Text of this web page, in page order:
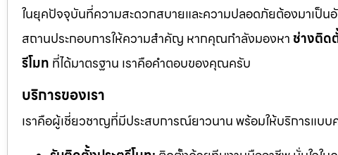
ในยุคปัจจุบันที่ความสะดวกสบายและความปลอดภัยต้องมาเป็น
สถานประกอบการให้ความสำคัญ หากคุณกำลังมองหา ช่างติด
รีโมท ที่ได้มาตรฐาน เราคือคำตอบของคุณครับ
บริการของเรา
เราคือผู้เชี่ยวชาญที่มีประสบการณ์ยาวนาน พร้อมให้บริการแบบ